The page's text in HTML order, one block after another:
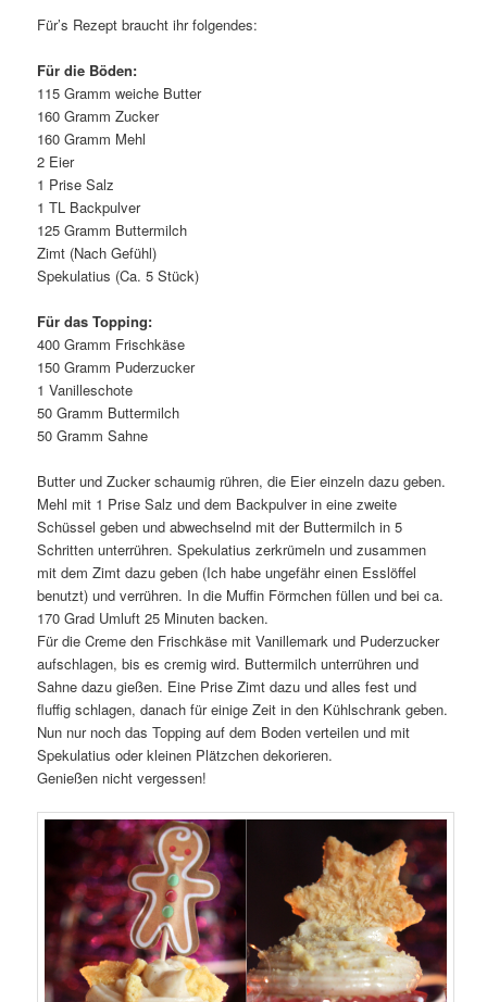
Für’s Rezept braucht ihr folgendes:
Für die Böden:
115 Gramm weiche Butter
160 Gramm Zucker
160 Gramm Mehl
2 Eier
1 Prise Salz
1 TL Backpulver
125 Gramm Buttermilch
Zimt (Nach Gefühl)
Spekulatius (Ca. 5 Stück)
Für das Topping:
400 Gramm Frischkäse
150 Gramm Puderzucker
1 Vanilleschote
50 Gramm Buttermilch
50 Gramm Sahne
Butter und Zucker schaumig rühren, die Eier einzeln dazu geben.
Mehl mit 1 Prise Salz und dem Backpulver in eine zweite
Schüssel geben und abwechselnd mit der Buttermilch in 5
Schritten unterrühren. Spekulatius zerkrümeln und zusammen
mit dem Zimt dazu geben (Ich habe ungefähr einen Esslöffel
benutzt) und verrühren. In die Muffin Förmchen füllen und bei ca.
170 Grad Umluft 25 Minuten backen.
Für die Creme den Frischkäse mit Vanillemark und Puderzucker
aufschlagen, bis es cremig wird. Buttermilch unterrühren und
Sahne dazu gießen. Eine Prise Zimt dazu und alles fest und
fluffig schlagen, danach für einige Zeit in den Kühlschrank geben.
Nun nur noch das Topping auf dem Boden verteilen und mit
Spekulatius oder kleinen Plätzchen dekorieren.
Genießen nicht vergessen!